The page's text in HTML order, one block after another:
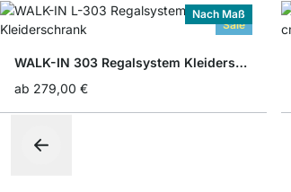
Sale
Nach Maß
WALK-IN 303 Regalsystem Kleiderschrank
ab 279,00 €